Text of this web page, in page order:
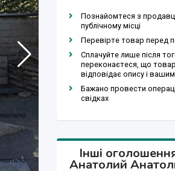
Познайомтеся з
публічному місці
Перевірте товар перед
Сплачуйте лише після
переконаєтеся, що товар
відповідає опису і
Бажано провести
свідках
Інші
Анатолий